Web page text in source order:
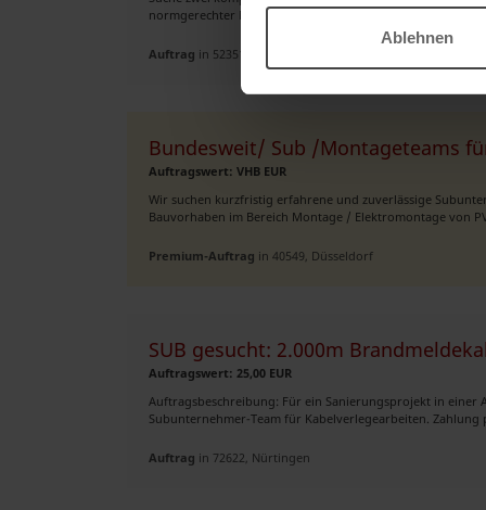
Ablehnen
normgerechter Montage von Hausunterverteilung,
Auftrag in 52351, Düren
Bundesweit/ Sub /Montageteams
Auftragswert: VHB EUR
Wir suchen kurzfristig erfahrene und zuverlässige
Bauvorhaben im Bereich Montage / Elektromontage von
Premium-Auftrag in 40549, Düsseldorf
SUB gesucht: 2.000m
Auftragswert: 25,00 EUR
Auftragsbeschreibung: Für ein Sanierungsprojekt in einer
Subunternehmer-Team für Kabelverlegearbeiten. Zahlung
Auftrag in 72622, Nürtingen